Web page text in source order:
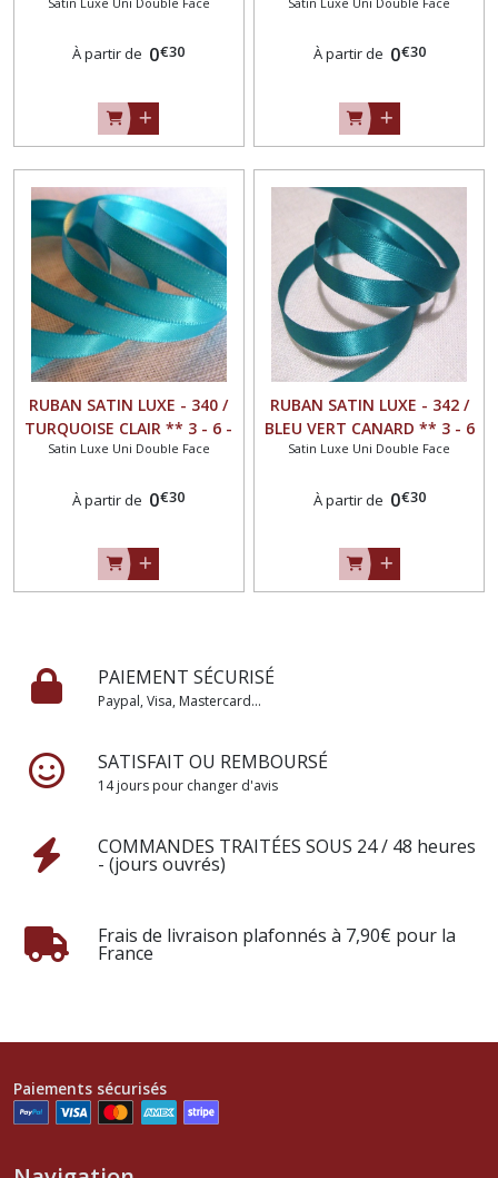
mm au choix ** Galon
TEINT - vendu au mètre
À partir de 0€30
10 mm au choix ** Galon
TEINT - vendu au mètre
À partir de 0€30
RUBAN SATIN LUXE - 340 /
TURQUOISE CLAIR ** 3 - 6 -
10 - 16 mm au choix **
GRAND TEINT - vendu au
Satin Luxe Uni Double Face
À partir de 0€30
RUBAN SATIN LUXE - 342 /
BLEU VERT CANARD ** 3 - 6
- 10 mm au choix ** Galon
TEINT - vendu au mètre
Satin Luxe Uni Double Face
À partir de 0€30
PAIEMENT SÉCURISÉ
Paypal, Visa, Mastercard...
SATISFAIT OU REMBOURSÉ
14 jours pour changer d'avis
COMMANDES TRAITÉES SOUS 24 / 48 heures
- (jours ouvrés)
Frais de livraison plafonnés à 7,90€ pour la
France
Paiements sécurisés